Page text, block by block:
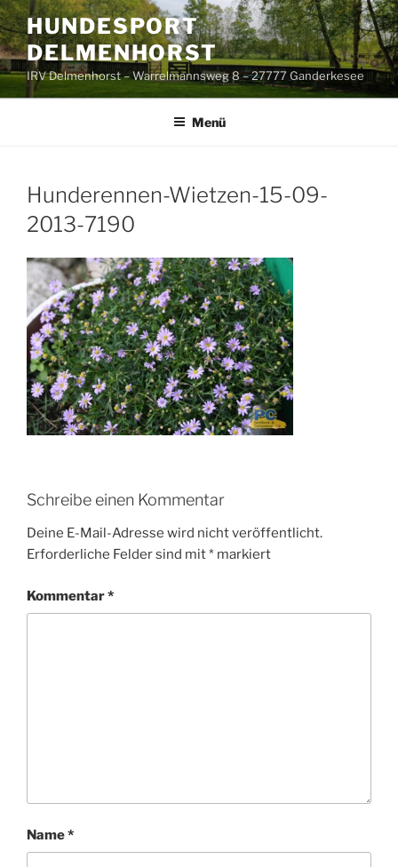
Zum
Inhalt
springen
HUNDESPORT
DELMENHORST
IRV Delmenhorst – Warrelmannsweg 8 – 27777 Ganderkesee
Menü
Hunderennen-Wietzen-15-09-
2013-7190
Schreibe einen Kommentar
Deine E-Mail-Adresse wird nicht veröffentlicht.
Erforderliche Felder sind mit* markiert
Kommentar*
Name*